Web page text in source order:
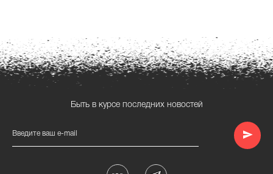
Быть в курсе последних новостей
Введите ваш e-mail